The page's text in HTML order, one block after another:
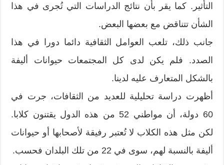
التأثير. كما يقر بأن نتائج الدراسات التي تُجرى في هذا
الشأن تتناقض مع بعضها البعض.
جانب ذلك، تلعب العوامل الثقافية دائما دورا في هذا
الصدد. فلم يكن لدى كل المجتمعات حيوانات أليفة
بالشكل المتعارف عليه لدينا.
أظهرت دراسة تحليلية للعديد من الثقافات، جرت في
60 دولة، أن مواطني 52 من هذه الدول يقتنون كلابا.
لكن مثل هذه الكلاب لا تُعتبر رفيقة لأصحابها أو حيوانات
أليفة بالنسبة لهم، سوى في 22 من تلك البلدان فحسب.